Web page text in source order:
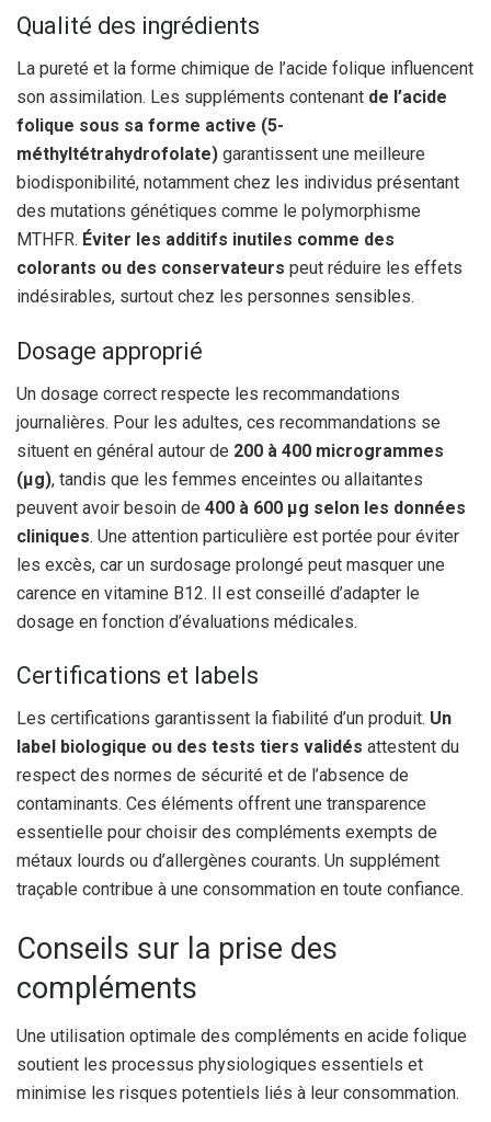
Qualité des ingrédients
La pureté et la forme chimique de l’acide folique influencent
son assimilation. Les suppléments contenant de l’acide
folique sous sa forme active (5-
méthyltétrahydrofolate) garantissent une meilleure
biodisponibilité, notamment chez les individus présentant
des mutations génétiques comme le polymorphisme
MTHFR. Éviter les additifs inutiles comme des
colorants ou des conservateurs peut réduire les effets
indésirables, surtout chez les personnes sensibles.
Dosage approprié
Un dosage correct respecte les recommandations
journalières. Pour les adultes, ces recommandations se
situent en général autour de 200 à 400 microgrammes
(μg), tandis que les femmes enceintes ou allaitantes
peuvent avoir besoin de 400 à 600 μg selon les données
cliniques. Une attention particulière est portée pour éviter
les excès, car un surdosage prolongé peut masquer une
carence en vitamine B12. Il est conseillé d’adapter le
dosage en fonction d’évaluations médicales.
Certifications et labels
Les certifications garantissent la fiabilité d’un produit. Un
label biologique ou des tests tiers validés attestent du
respect des normes de sécurité et de l’absence de
contaminants. Ces éléments offrent une transparence
essentielle pour choisir des compléments exempts de
métaux lourds ou d’allergènes courants. Un supplément
traçable contribue à une consommation en toute confiance.
Conseils sur la prise des
compléments
Une utilisation optimale des compléments en acide folique
soutient les processus physiologiques essentiels et
minimise les risques potentiels liés à leur consommation.